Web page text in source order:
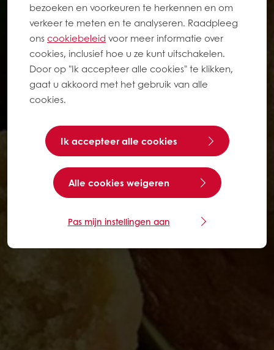
bezoeken en voorkeuren te herkennen en om
verkeer te meten en te analyseren. Raadpleeg
onscookiebeleid voor meer informatie over
cookies, inclusief hoe u ze kunt uitschakelen.
Door op "Ik accepteer alle cookies" te klikken,
gaat u akkoord met het gebruik van alle
cookies.
Ik accepteer alle cookies
Alle cookies weigeren
Pas mijn instellingen aan